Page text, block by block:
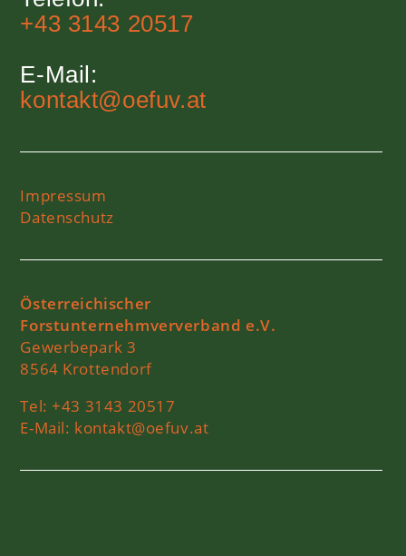
+43 3143 20517
E-Mail:
kontakt@oefuv.at
Impressum
Datenschutz
Österreichischer
Forstunternehmververband e.V.
Gewerbepark 3
8564 Krottendorf
Tel:+43 3143 20517
E-Mail: kontakt@oefuv.at